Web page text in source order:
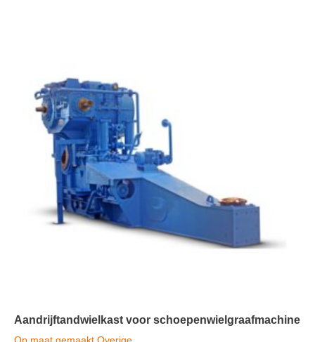
Aandrijftandwielkast voor schoepenwielgraafmachine